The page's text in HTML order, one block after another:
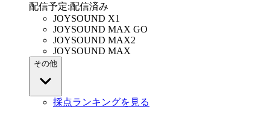
配信予定:配信済み
JOYSOUND X1
JOYSOUND MAX GO
JOYSOUND MAX2
JOYSOUND MAX
その他
採点ランキングを見る